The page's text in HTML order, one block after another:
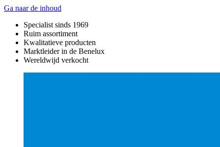
Ga naar de inhoud
Specialist sinds 1969
Ruim assortiment
Kwalitatieve producten
Marktleider in de Benelux
Wereldwijd verkocht